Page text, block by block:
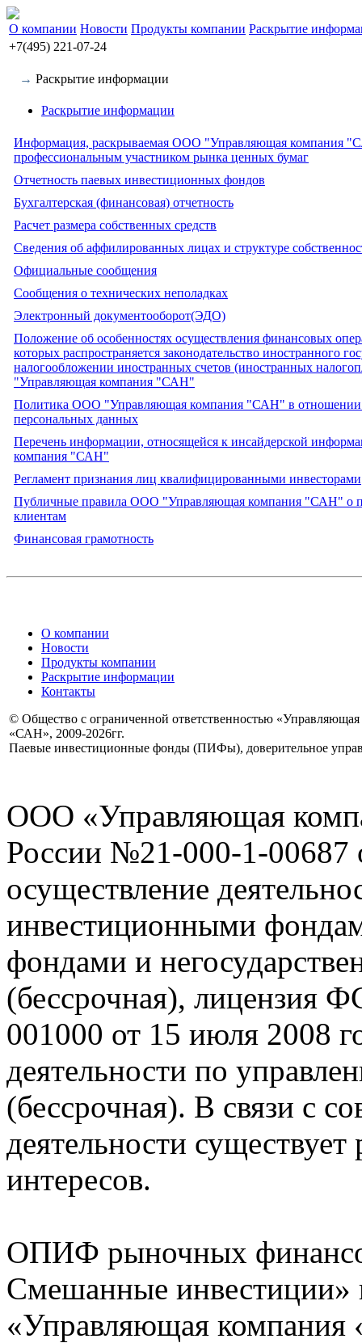
О компании Новости Продукты компании Раскрытие
+7(495) 221-07-24
→ Раскрытие информации
Раскрытие информации
Информация, раскрываемая ООО "Управляющая компания
профессиональным участником рынка ценных бумаг
Отчетность паевых инвестиционных фондов
Бухгалтерская (финансовая) отчетность
Расчет размера собственных средств
Сведения об аффилированных лицах и структуре
Официальные сообщения
Сообщения о технических неполадках
Электронный документооборот(ЭДО)
Положение об особенностях осуществления финансовых
которых распространяется законодательство иностранного
налогообложении иностранных счетов (иностранных
"Управляющая компания "САН"
Политика ООО "Управляющая компания "САН" в отношении
персональных данных
Перечень информации, относящейся к инсайдерской
компания "САН"
Регламент признания лиц квалифицированными инвесторами
Публичные правила ООО "Управляющая компания "САН" о
клиентам
Финансовая грамотность
О компании
Новости
Продукты компании
Раскрытие информации
Контакты
© Общество с ограниченной ответственностью
«САН», 2009-2026гг.
Паевые инвестиционные фонды (ПИФы), доверительное
ООО «Управляющая
России №21-000-1-00687
осуществление
инвестиционными
фондами и
(бессрочная), лицензия
001000 от 15 июля 2008
деятельности по
(бессрочная). В связи с
деятельности
интересов.
ОПИФ рыночных
Смешанные
«Управляющая компания